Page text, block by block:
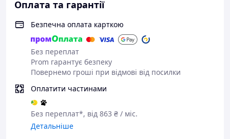
Оплата та гарантії
Безпечна оплата карткою
Без переплат
Prom гарантує безпеку
Повернемо гроші при відмові від посилки
Оплатити частинами
Без переплат*, від 863 ₴ / міс.
Детальніше